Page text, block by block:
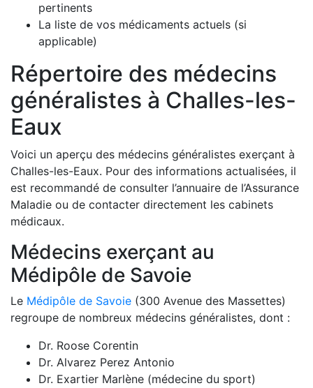
pertinents
La liste de vos médicaments actuels (si
applicable)
Répertoire des médecins
généralistes à Challes-les-
Eaux
Voici un aperçu des médecins généralistes exerçant à
Challes-les-Eaux. Pour des informations actualisées, il
est recommandé de consulter l’annuaire de l’Assurance
Maladie ou de contacter directement les cabinets
médicaux.
Médecins exerçant au
Médipôle de Savoie
Le Médipôle de Savoie (300 Avenue des Massettes)
regroupe de nombreux médecins généralistes, dont :
Dr. Roose Corentin
Dr. Alvarez Perez Antonio
Dr. Exartier Marlène (médecine du sport)